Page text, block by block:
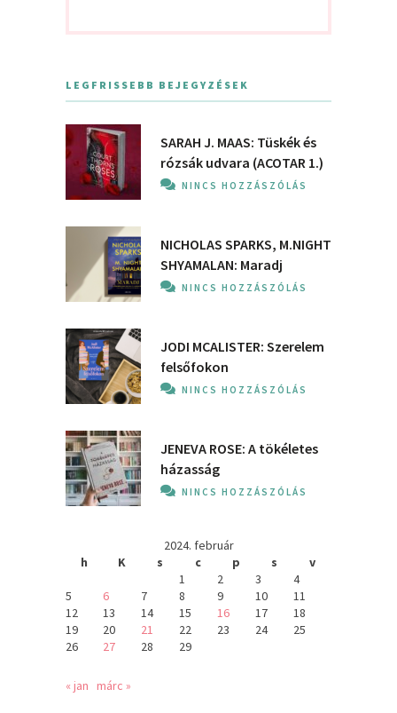
LEGFRISSEBB BEJEGYZÉSEK
SARAH J. MAAS: Tüskék és
rózsák udvara (ACOTAR 1.)
NINCS HOZZÁSZÓLÁS
NICHOLAS SPARKS, M.NIGHT
SHYAMALAN: Maradj
NINCS HOZZÁSZÓLÁS
JODI MCALISTER: Szerelem
felsőfokon
NINCS HOZZÁSZÓLÁS
JENEVA ROSE: A ​tökéletes
házasság
NINCS HOZZÁSZÓLÁS
2024. február
h
K s c p s
v
1
2 3
4
5
6 7 8 9 10
11
12
13 14 15 16 17
18
19
20 21 22 23 24
25
26
27 28 29
« jan márc »